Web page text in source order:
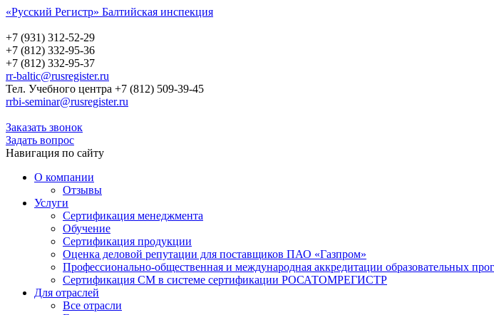
«Русский Регистр» Балтийская инспекция
+7 (931) 312-52-29
+7 (812) 332-95-36
+7 (812) 332-95-37
rr-baltic@rusregister.ru
Тел. Учебного центра +7 (812) 509-39-45
rrbi-seminar@rusregister.ru
Заказать звонок
Задать вопрос
Навигация по сайту
О компании
Отзывы
Услуги
Сертификация менеджмента
Обучение
Сертификация продукции
Оценка деловой репутации для поставщиков ПАО «Газпром»
Профессионально-общественная и международная аккредитации образовательных
Сертификация СМ в системе сертификации РОСАТОМРЕГИСТР
Для отраслей
Все отрасли